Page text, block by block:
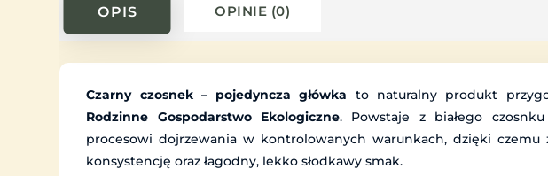
OPIS OPINIE (0)
Czarny czosnek – pojedyncza główka to naturalny produkt
Rodzinne Gospodarstwo Ekologiczne. Powstaje z białego
procesowi dojrzewania w kontrolowanych warunkach, dzięki czemu
konsystencję oraz łagodny, lekko słodkawy smak.